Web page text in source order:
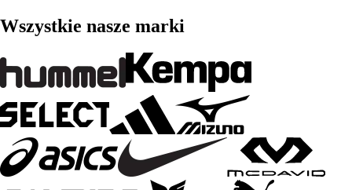
Wszystkie nasze marki